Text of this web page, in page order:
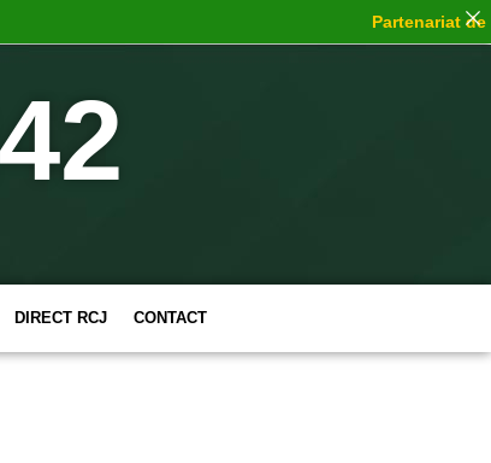
DIRECT RCJ CONTACT
Partenariat de choc :